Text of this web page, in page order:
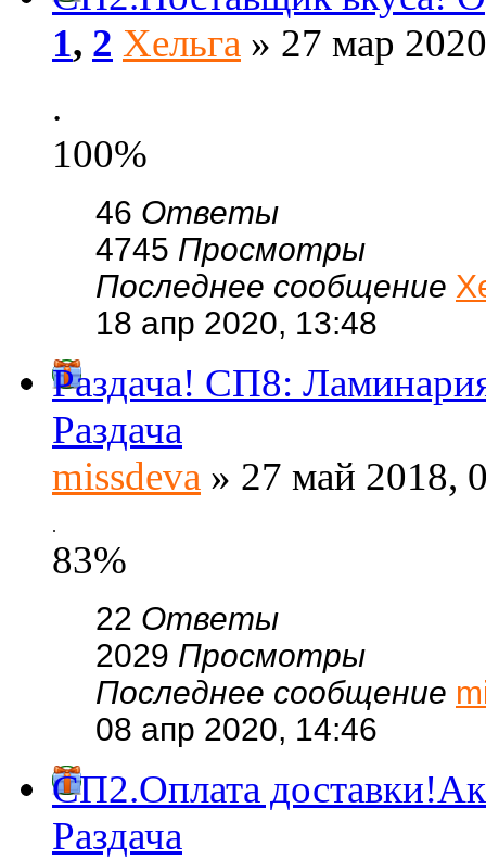
1, 2 Хельга » 27 мар
.
100%
46 Ответы
4745 Просмотры
Последнее сообщение
18 апр 2020, 13:48
Раздача! СП8:
Раздача
missdeva » 27 май 2018,
.
83%
22 Ответы
2029 Просмотры
Последнее сообщение
08 апр 2020, 14:46
СП2.Оплата
Раздача